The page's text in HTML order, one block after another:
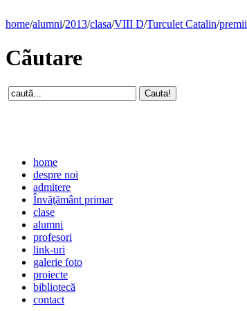
home/alumni/2013/clasa/VIII D/Turculet Catalin/premii
Cãutare
home
despre noi
admitere
Învăţământ primar
clase
alumni
profesori
link-uri
galerie foto
proiecte
bibliotecă
contact